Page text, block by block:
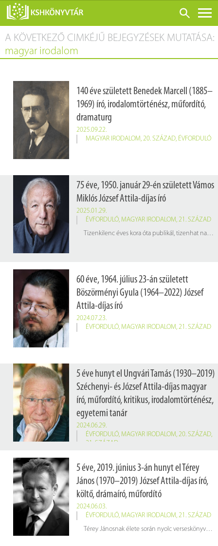
ONLINE KATALÓGUS
RÓLUNK
SZOLGÁLTATÁSOK
KONFERENCIÁK
ADATBÁZISOK
A KÖVETKEZŐ CIMKÉJŰ BEJEGYZÉSEK MUTATÁSA:
magyar irodalom
140 éve született Benedek Marcell (1885–
1969) író, irodalomtörténész, műfordító,
dramaturg
2025.09.22.
MAGYAR IRODALOM, 20. SZÁZAD, ÉVFORDULÓ
75 éve, 1950. január 29-én született Vámos
Miklós József Attila-díjas író
2025.01.29.
ÉVFORDULÓ, MAGYAR IRODALOM, 21. SZÁZAD
Tizenkilenc éves kora óta publikál, tizenhat nagyregényt és kilenc kisregényt írt, csaknem félszáz könyve jelent meg eddig, az egyik legismertebb kortárs magyar író.
60 éve, 1964. július 23-án született
Böszörményi Gyula (1964–2022) József
Attila-díjas író
2024.07.23.
ÉVFORDULÓ, MAGYAR IRODALOM, 21. SZÁZAD
5 éve hunyt el Ungvári Tamás (1930–2019)
Széchenyi- és József Attila-díjas magyar
író, műfordító, kritikus, irodalomtörténész,
egyetemi tanár
2024.06.29.
ÉVFORDULÓ, MAGYAR IRODALOM, 20. SZÁZAD,
21. SZÁZAD
5 éve, 2019. június 3-án hunyt el Térey
János (1970–2019) József Attila-díjas író,
költő, drámaíró, műfordító
2024.06.03.
ÉVFORDULÓ, MAGYAR IRODALOM, 21. SZÁZAD
Térey Jánosnak élete során nyolc verseskönyve és egy novelláskötete jelent meg. Legjelentősebb munkája a